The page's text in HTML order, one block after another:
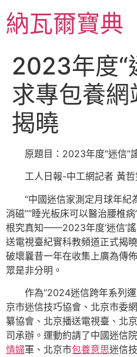
至
主納瓦爾寶典
2023年度“
求專包養
揭曉
原題目：2023年度“迷信”
工人日報-中工網記者 黃哲
“中國迷信家測定月球年紀
消磁”“睡光板床可以醫治腰椎
根究真知——2023年度‘迷信’
送電視臺紀實科教頻道正式揭
破壞曩昔一年在收集上廣為傳
眾是非分明。
作為“2024迷信跨年系列
京市迷信技巧協會、北京市委
纂協會、北京播送電視臺、北
司承辦。運動約請了中國迷信
情婦軍、北京市包養意思迷信